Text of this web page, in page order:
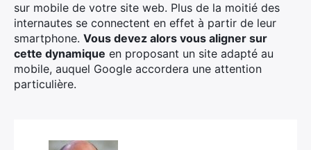
sur mobile de votre site web. Plus de la moitié des
internautes se connectent en effet à partir de leur
smartphone. Vous devez alors vous aligner sur
cette dynamique en proposant un site adapté au
mobile, auquel Google accordera une attention
particulière.